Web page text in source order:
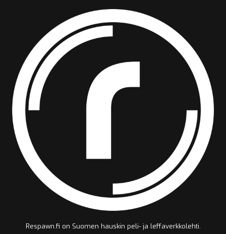
Respawn.fi on Suomen hauskin peli- ja leffaverkkolehti.